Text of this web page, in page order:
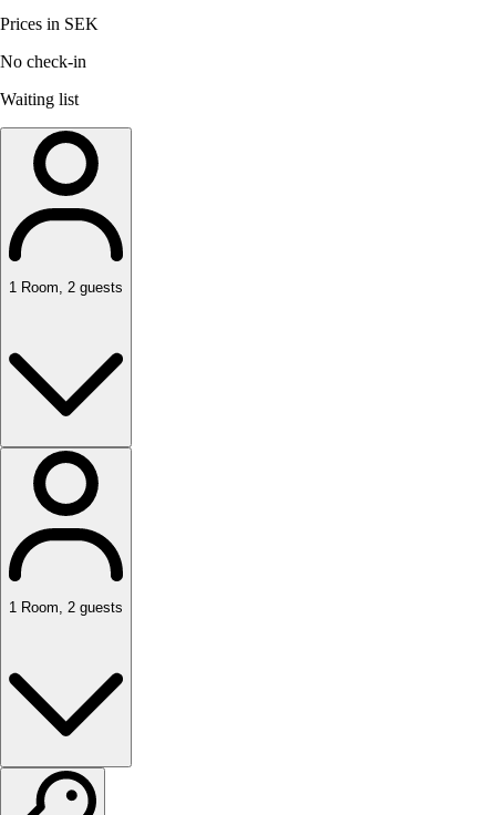
Prices in SEK
No check-in
Waiting list
1 Room 2 guests
1 Room 2 guests